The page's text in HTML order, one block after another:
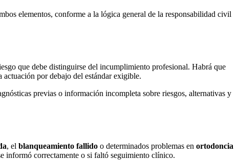
elementos, conforme a la lógica general de la responsabilidad civil
que debe distinguirse del incumplimiento profesional. Habrá que
por debajo del estándar exigible.
previas o información incompleta sobre riesgos, alternativas y
, el blanqueamiento fallido o determinados problemas en ortodoncia
informó correctamente o si faltó seguimiento clínico.